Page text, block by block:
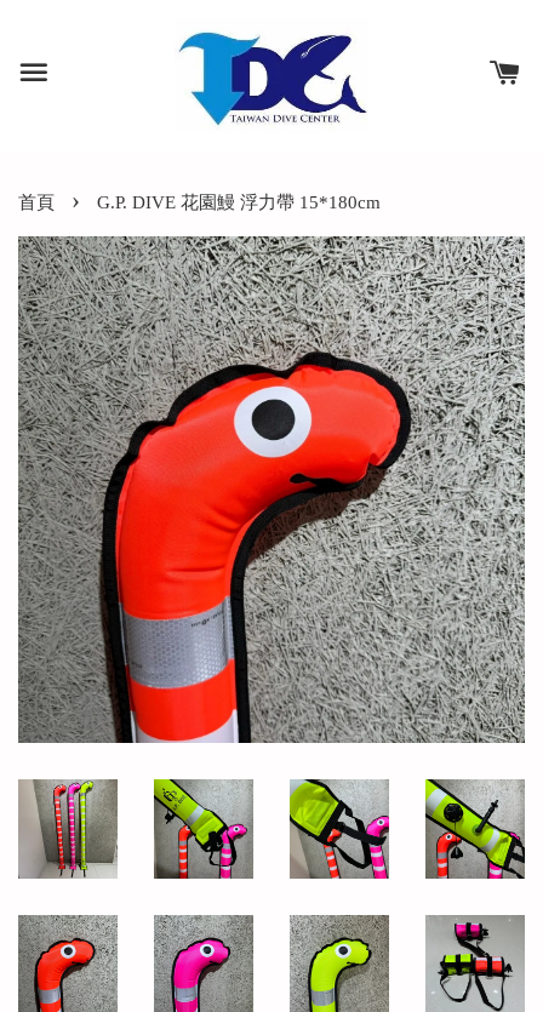
首頁 › G.P. DIVE 花園鰻 浮力帶 15*180cm